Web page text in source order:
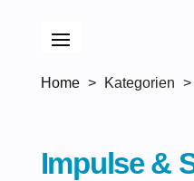
Home > Kategorien >
Impulse &